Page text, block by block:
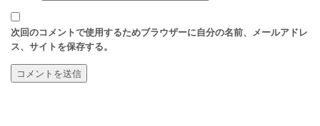
次回のコメントで使用するためブラウザーに自分の名前、メールアドレ
ス、サイトを保存する。